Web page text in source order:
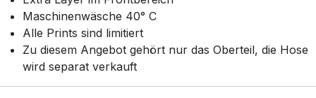
Maschinenwäsche 40° C
Alle Prints sind limitiert
Zu diesem Angebot gehört nur das Oberteil, die Hose
wird separat verkauft